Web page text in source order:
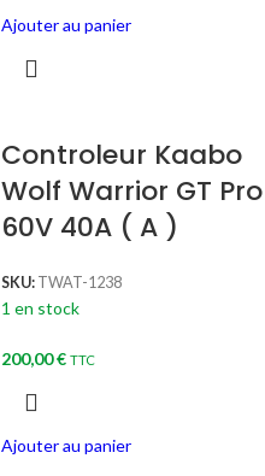
Ajouter au panier
Controleur Kaabo
Wolf Warrior GT Pro
60V 40A ( A )
SKU: TWAT-1238
1 en stock
200,00€ TTC
Ajouter au panier